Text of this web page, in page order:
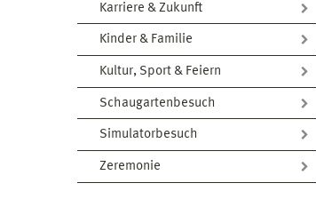
Karriere & Zukunft
Kinder & Familie
Kultur, Sport & Feiern
Schaugartenbesuch
Simulatorbesuch
Zeremonie